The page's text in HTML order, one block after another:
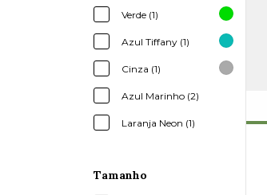
Verde (1)
Azul Tiffany (1)
Cinza (1)
Azul Marinho (2)
Laranja Neon (1)
Tamanho